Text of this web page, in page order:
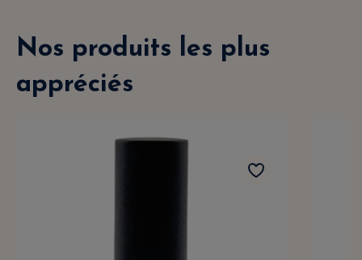
Nos produits les plus
appréciés